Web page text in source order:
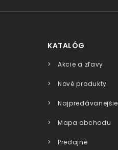
KATALÓG
Akcie a zľavy
Nové produkty
Najpredávanejšie
Mapa obchodu
Predajne